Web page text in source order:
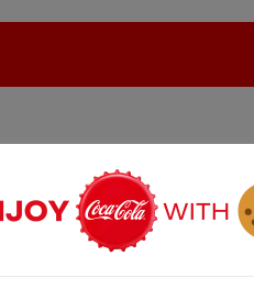
Cola'nın Filistin'de fabr...
lazım